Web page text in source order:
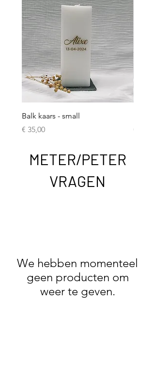
Balk kaars - small
Prijs
€ 35,00
Prijs
€ 43,00
METER/PETER
VRAGEN
We hebben momenteel
geen producten om
weer te geven.